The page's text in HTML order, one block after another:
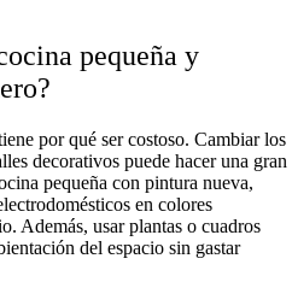
pequeña y
por qué ser costoso. Cambiar los
decorativos puede hacer una gran
pequeña con pintura nueva,
en colores
Además, usar plantas o cuadros
del espacio sin gastar